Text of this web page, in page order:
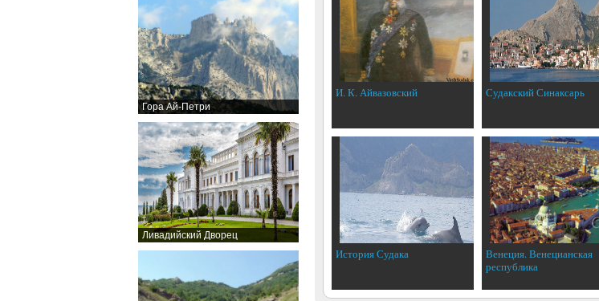
Гора Ай-Петри
Ливадийский Дворец
И. К. Айвазовский Судакский Синаксарь
История Судака
Венеция. Венецианская
республика